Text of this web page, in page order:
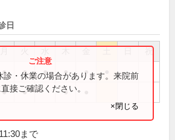
日
祝
● ● ● ● ●
● ● ●
診・休業の場合があります。来院前
接ご確認ください。
×閉じる
まで